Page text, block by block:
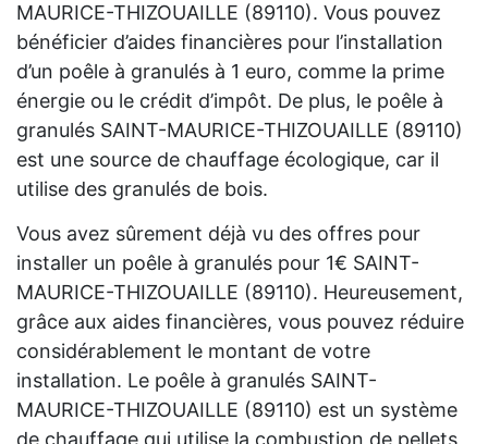
MAURICE-THIZOUAILLE (89110). Vous pouvez
bénéficier d’aides financières pour l’installation
d’un poêle à granulés à 1 euro, comme la prime
énergie ou le crédit d’impôt. De plus, le poêle à
granulés SAINT-MAURICE-THIZOUAILLE (89110)
est une source de chauffage écologique, car il
utilise des granulés de bois.
Vous avez sûrement déjà vu des offres pour
installer un poêle à granulés pour 1€ SAINT-
MAURICE-THIZOUAILLE (89110). Heureusement,
grâce aux aides financières, vous pouvez réduire
considérablement le montant de votre
installation. Le poêle à granulés SAINT-
MAURICE-THIZOUAILLE (89110) est un système
de chauffage qui utilise la combustion de pellets